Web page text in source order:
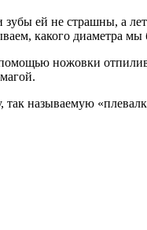
ей не страшны, а
какого диаметра
ножовки
называемую